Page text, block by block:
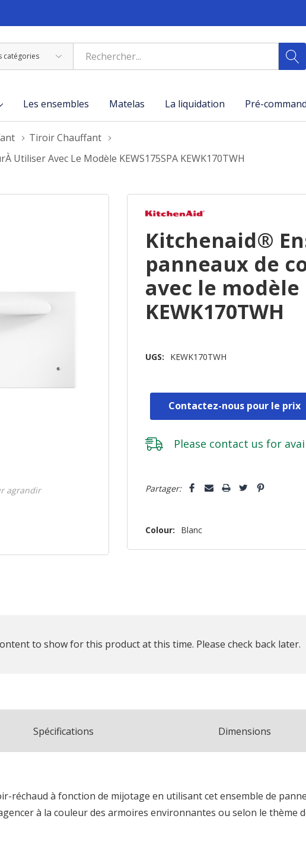
Les ensembles Matelas La liquidation Pré-
Tiroir Chauffant
Utiliser Avec Le Modèle KEWS175SPA KEWK170TWH
agrandir
Kitchenaid®
panneaux de
avec le modèle
KEWK170TWH
UGS: KEWK170TWH
Contactez-nous pour le prix
Please contact us for
vous!
Partager:
Colour: Blanc
to show for this product at this time. Please check back later.
Spécifications Dimensions
réchaud à fonction de mijotage en utilisant cet ensemble de
à la couleur des armoires environnantes ou selon le thème